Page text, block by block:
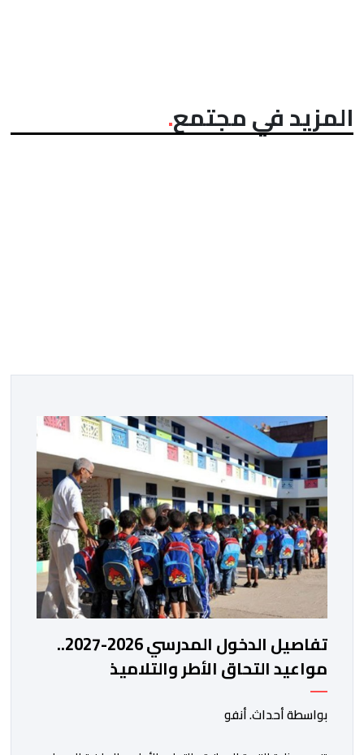
المزيد في مجتمع
تفاصيل الدخول المدرسي 2026-2027..
مواعيد التحاق الأطر والتلاميذ
بالمؤسسات التعليمية
بواسطة أحداث. أنفو